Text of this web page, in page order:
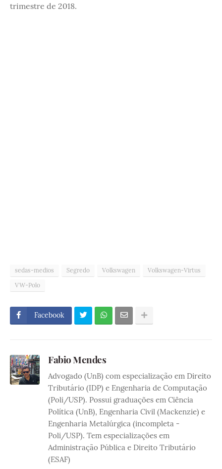
trimestre de 2018.
sedas-medios Segredo Volkswagen
Volkswagen-Virtus
VW-Polo
Facebook
Fabio Mendes
Advogado (UnB) com especialização em Direito
Tributário (IDP) e Engenharia de Computação
(Poli/USP). Possui graduações em Ciência
Política (UnB), Engenharia Civil (Mackenzie) e
Engenharia Metalúrgica (incompleta -
Poli/USP). Tem especializações em
Administração Pública e Direito Tributário
(ESAF)